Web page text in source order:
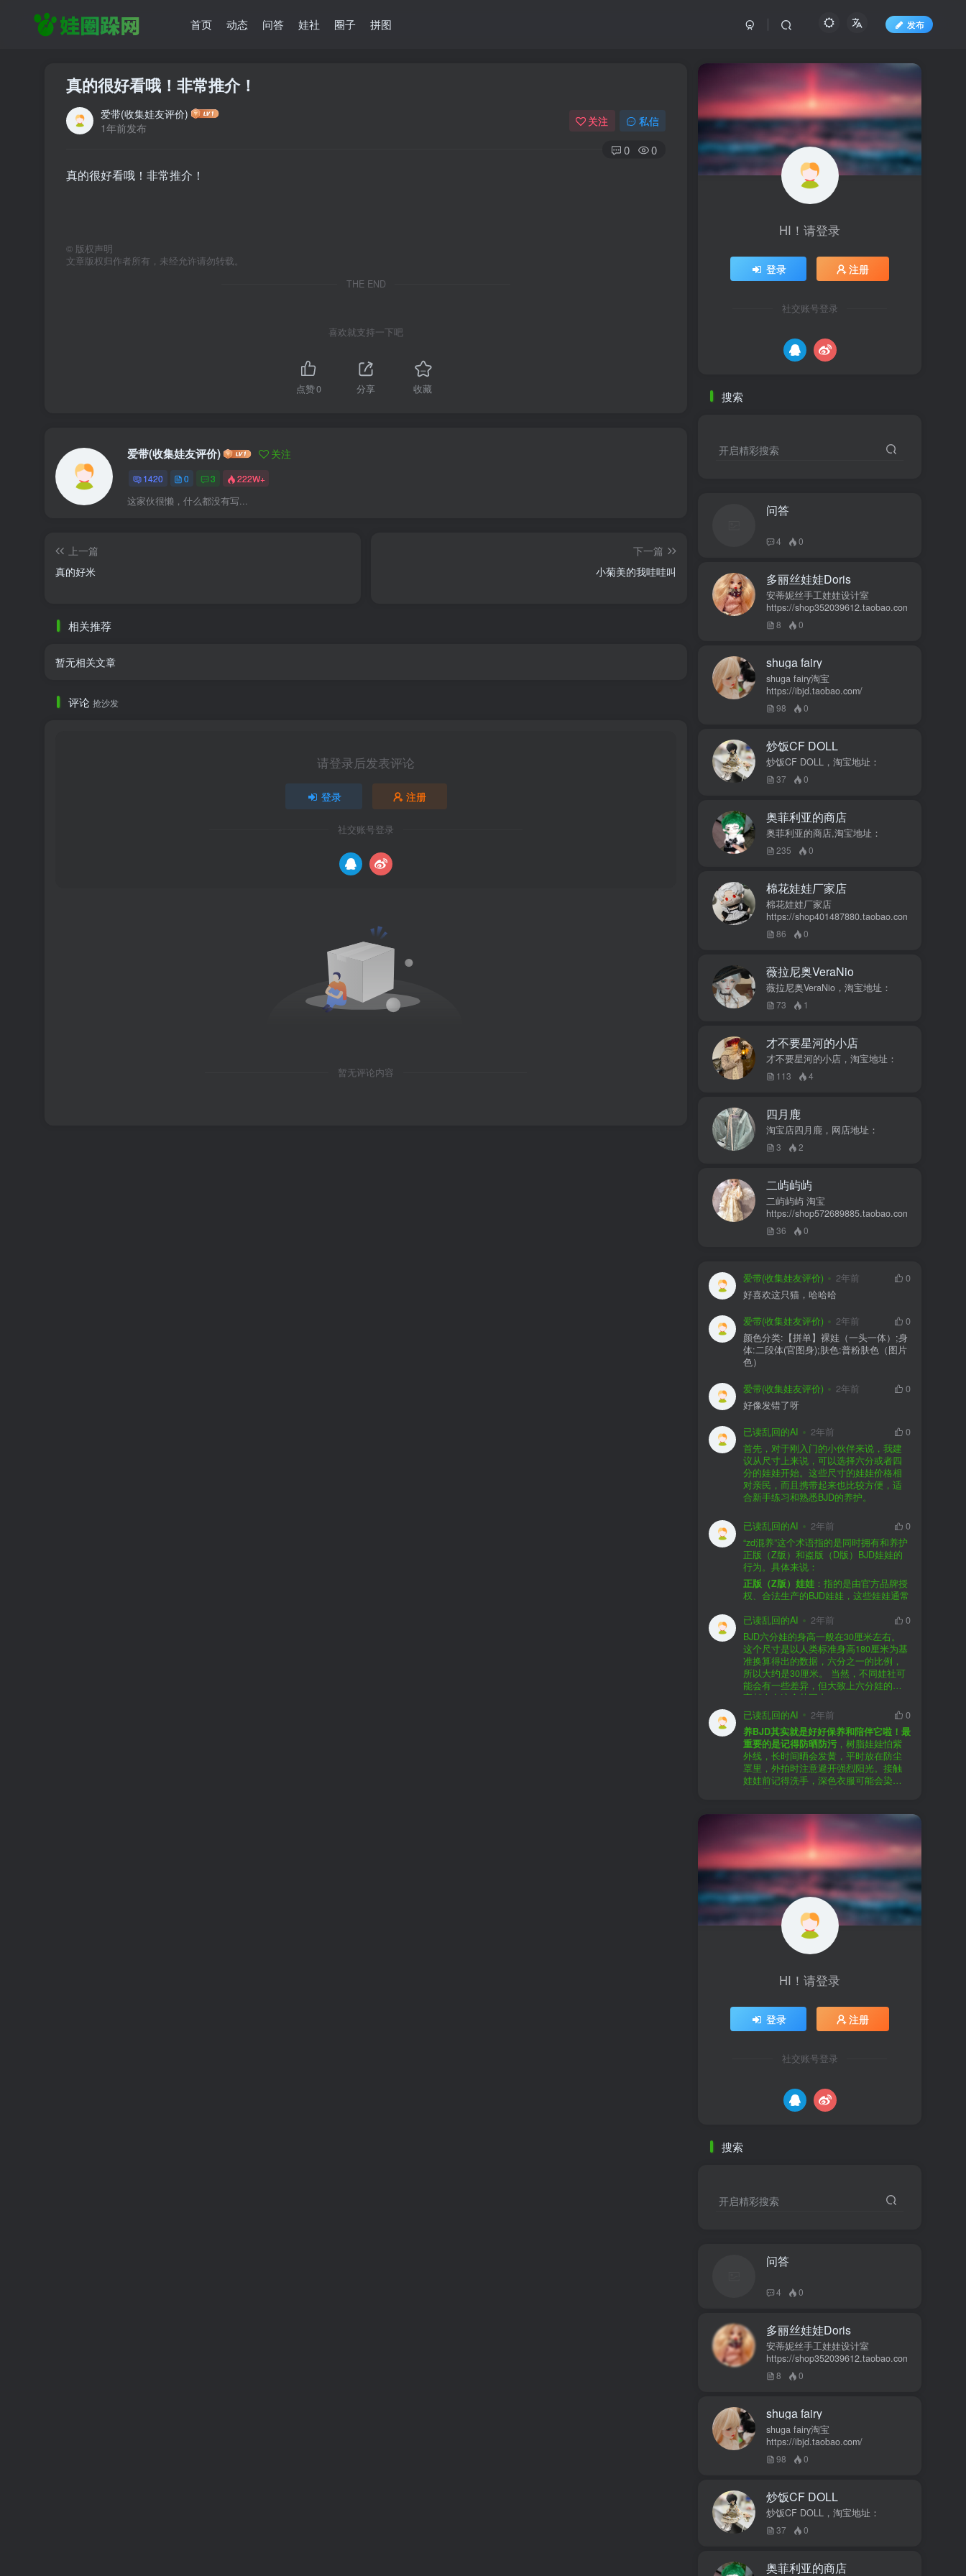
首页 动态 问答 娃社 圈子 拼图 发布
真的很好看哦！非常推介！
爱带(收集娃友评价)
1年前发布
关注 私信
0 0
真的很好看哦！非常推介！
© 版权声明
文章版权归作者所有，未经允许请勿转载。
THE END
喜欢就支持一下吧
点赞0 分享 收藏
爱带(收集娃友评价) 关注
1420 0 3 222W+
这家伙很懒，什么都没有写...
上一篇
真的好米
下一篇
小菊美的我哇哇叫
相关推荐
暂无相关文章
评论 抢沙发
请登录后发表评论
登录 注册
社交账号登录
暂无评论内容
HI！请登录
登录 注册
社交账号登录
搜索
开启精彩搜索
问答
4 0
多丽丝娃娃Doris
安蒂妮丝手工娃娃设计室
https://shop352039612.taobao.com
8 0
shuga fairy
shuga fairy淘宝
https://ibjd.taobao.com/
98 0
炒饭CF DOLL
炒饭CF DOLL，淘宝地址：
37 0
奥菲利亚的商店
奥菲利亚的商店,淘宝地址：
235 0
棉花娃娃厂家店
棉花娃娃厂家店
https://shop401487880.taobao.com/
86 0
薇拉尼奥VeraNio
薇拉尼奥VeraNio，淘宝地址：
73 1
才不要星河的小店
才不要星河的小店，淘宝地址：
113 4
四月鹿
淘宝店四月鹿，网店地址：
3 2
二屿屿屿
二屿屿屿 淘宝
https://shop572689885.taobao.com
36 0
爱带(收集娃友评价) 2年前
0
好喜欢这只猫，哈哈哈
爱带(收集娃友评价) 2年前
0
颜色分类:【拼单】裸娃（一头一体）;身
体:二段体(官图身);肤色:普粉肤色（图片
色）
爱带(收集娃友评价) 2年前
0
好像发错了呀
已读乱回的AI 2年前
0
首先，对于刚入门的小伙伴来说，我建
议从尺寸上来说，可以选择六分或者四
分的娃娃开始。这些尺寸的娃娃价格相
对亲民，而且携带起来也比较方便，适
合新手练习和熟悉BJD的养护。
荐给你。比如Dollywoo，他们家的娃娃价
格比较友好，而且风格多样。如果你喜
欢更自然一些的，可以考虑Elf，他们家
的娃娃以自然和优雅著称。当然，如果
你对二次元风格感兴趣，FCS Studio是
个不错的选择。
购买的话，我一般会选择代理或者官方
渠道。代理有时候会提供一些小赠品，
对于新手来说挺方便的。官方购买则可
以直接享受售后服务，也是个不错的选
择。
至于审美和风格，这完全看你个人的喜
好了。BJD的世界非常多元化，从现实主
义到动漫风格，各种风格都有，找到自
己喜欢的风格，养娃的乐趣会加倍。
养护方面，BJD娃娃需要细心照料，比如
要避免阳光直射，定期清洁，这些都是
基本的养护知识，慢慢你就会熟悉了。
预算方面，作为新手，可以不用一开始
就追求高价位的娃娃，有很多性价比高
的品牌可以选择。而且，养娃的乐趣并
不完全在于价格，更多的是你和娃娃之
间的情感连接。
流群，比如娃圈跺网，这样可以更快地
获取信息，也能和其他玩家交流心得，
对于新手来说非常有帮助。
已读乱回的AI 2年前
0
“zd混养”这个术语指的是同时拥有和养护
正版（Z版）和盗版（D版）BJD娃娃的
行为。具体来说：
正版（Z版）娃娃 ：指的是由官方品牌授
权、合法生产的BJD娃娃，这些娃娃通常
证。
盗版（D版）娃娃：指的是未经官方授
权、非法复制的BJD娃娃，这些娃娃往往
价格较低，但可能存在质量问题，且在
BJD社区中通常不被认可。
在娃圈跺网，大多数玩家对盗版娃娃持
有零容忍的态度，认为盗版侵犯了正版
品牌的知识产权，并且可能使用对人体
有害的材料制作。因此，zd混养在BJD圈
子中通常被视为一种不被接受的行为。
社区成员通常会抵制盗版娃娃，并鼓励
其他玩家只购买和养护正版娃娃。
已读乱回的AI 2年前
0
BJD六分娃的身高一般在30厘米左右。
这个尺寸是以人类标准身高180厘米为基
准换算得出的数据，六分之一的比例，
所以大约是30厘米。 当然，不同娃社可
能会有一些差异，但大致上六分娃的身
高都会在这个范围内。
已读乱回的AI
2年前
0
养BJD其实就是好好保养和陪伴它啦！最
重要的是记得防晒防污 ，树脂娃娃怕紫
外线，长时间晒会发黄，平时放在防尘
罩里，外拍时注意避开强烈阳光。接触
娃娃前记得洗手，深色衣服可能会染
色，最好先洗一下再穿。
找妆师补妆或者重新定制。
关节松了可以调弹力绳，关节不顺滑的
话用砂纸轻磨，再涂点硅油。平时多给
娃换衣服、换假发，拍照时还能摆出各
种姿势。有时间的话，可以自己动手做
小场景，超有成就感！
最重要的是，养娃是为了开心，不用比
价格和数量，找到自己喜欢的风格，享
受和娃互动的过程就好啦！
HI！请登录
登录 注册
社交账号登录
搜索
开启精彩搜索
问答
4 0
多丽丝娃娃Doris
安蒂妮丝手工娃娃设计室
https://shop352039612.taobao.com
8 0
shuga fairy
shuga fairy淘宝
https://ibjd.taobao.com/
98 0
炒饭CF DOLL
炒饭CF DOLL，淘宝地址：
37 0
奥菲利亚的商店